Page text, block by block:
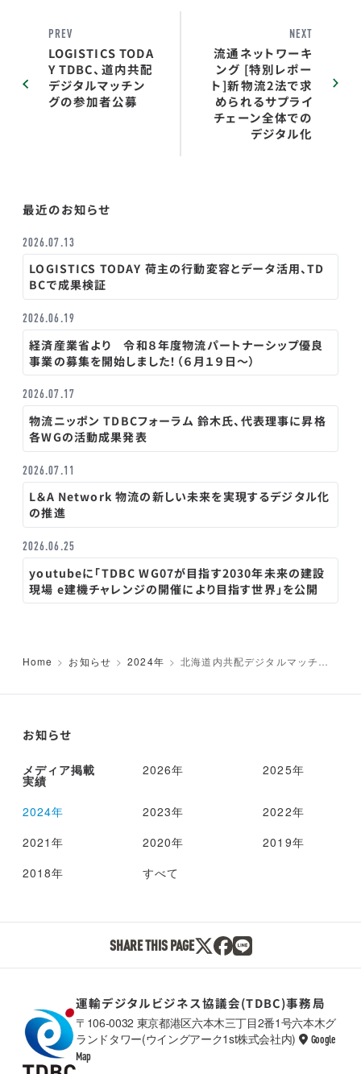
PREV
LOGISTICS TODA
Y TDBC、道内共配
デジタルマッチン
グの参加者公募
NEXT
流通ネットワーキ
ング [特別レポー
ト]新物流2法で求
められるサプライ
チェーン全体での
デジタル化
最近のお知らせ
2026.07.13
LOGISTICS TODAY 荷主の行動変容とデータ活用、TD
BCで成果検証
2026.06.19
経済産業省より 令和８年度物流パートナーシップ優良
事業の募集を開始しました！（６月１９日～）
2026.07.17
物流ニッポン TDBCフォーラム 鈴木氏、代表理事に昇格
各WGの活動成果発表
2026.07.11
L＆A Network 物流の新しい未来を実現するデジタル化
の推進
2026.06.25
youtubeに「TDBC WG07が目指す2030年未来の建設
現場 e建機チャレンジの開催により目指す世界」を公開
Home お知らせ 2024年
北海道内共配デジタルマッチン
お知らせ
メディア掲載
実績
2026年 2025年
2024年 2023年
2022年
2021年
2020年
2019年
2018年
すべて
SHARE THIS PAGE
TDBC
運輸デジタルビジネス協議会(TDBC)事務局
〒106-0032 東京都港区六本木三丁目2番1号六本木グ
ランドタワー(ウイングアーク1st株式会社内)
Google
Map